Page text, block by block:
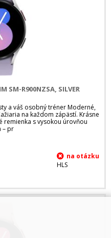
SM-R900NZSA, SILVER
a váš osobný tréner Moderné,
na každom zápästí. Krásne
remienka s vysokou úrovňou
– pr
HLS